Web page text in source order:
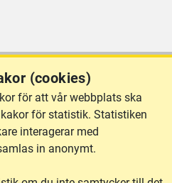
(cookies)
för att vår webbplats ska
för statistik. Statistiken
interagerar med
in anonymt.